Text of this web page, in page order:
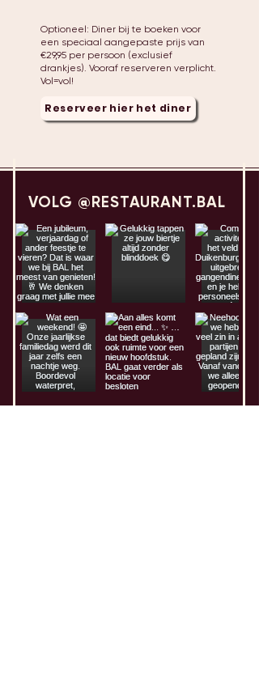
Optioneel: Diner bij te boeken voor
een speciaal aangepaste prijs van
€29,95 per persoon (exclusief
drankjes). Vooraf reserveren verplicht.
Vol=vol!
Reserveer hier het diner
VOLG @RESTAURANT.BAL